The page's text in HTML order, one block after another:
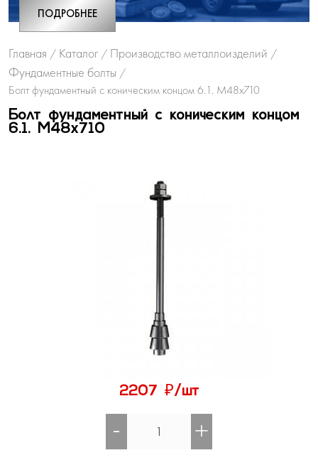
ПОДРОБНЕЕ
Главная / Каталог / Производство металлоизделий /
Фундаментные болты /
Болт фундаментный с коническим концом 6.1. М48х710
Болт фундаментный с коническим концом
6.1. М48х710
2207 ₽/шт
- +